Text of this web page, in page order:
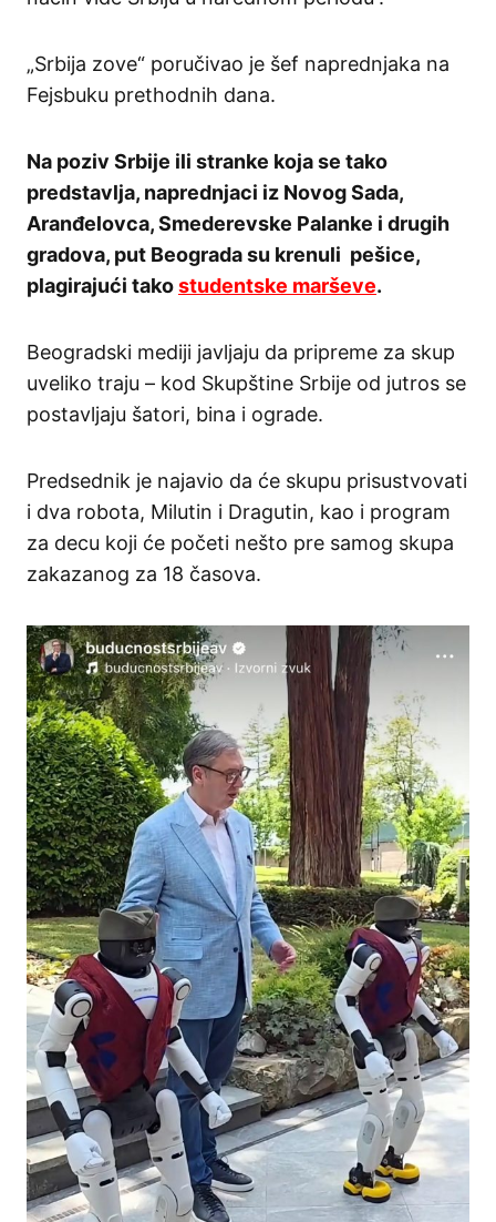
„Srbija zove“ poručivao je šef naprednjaka na
Fejsbuku prethodnih dana.
Na poziv Srbije ili stranke koja se tako
predstavlja, naprednjaci iz Novog Sada,
Aranđelovca, Smederevske Palanke i drugih
gradova, put Beograda su krenuli pešice,
plagirajući takostudentske marševe.
Beogradski mediji javljaju da pripreme za skup
uveliko traju – kod Skupštine Srbije od jutros se
postavljaju šatori, bina i ograde.
Predsednik je najavio da će skupu prisustvovati
i dva robota, Milutin i Dragutin, kao i program
za decu koji će početi nešto pre samog skupa
zakazanog za 18 časova.